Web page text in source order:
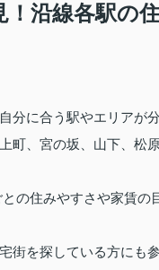
沿線各駅の
に合う駅やエリアが
町、宮の坂、山下、松
の住みやすさや家賃
を探している方にも